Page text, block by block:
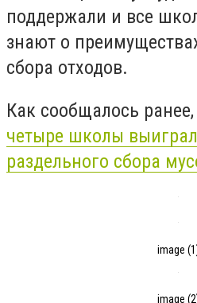
поддержали и все
знают о
сбора отходов.
Как сообщалось
четыре школы
раздельного сбора
image
image